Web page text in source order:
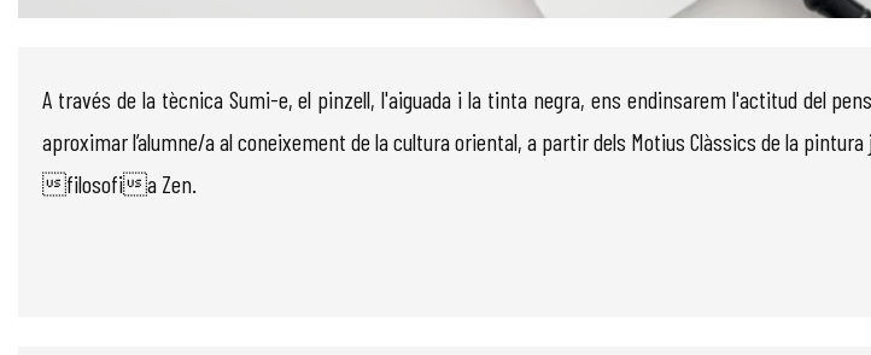
A través de la tècnica Sumi-e, el pinzell, l'aiguada i la tinta negra, ens endinsarem l'actitud del
aproximar l’alumne/a al coneixement de la cultura oriental, a partir dels Motius Clàssics de la
filosofia Zen.